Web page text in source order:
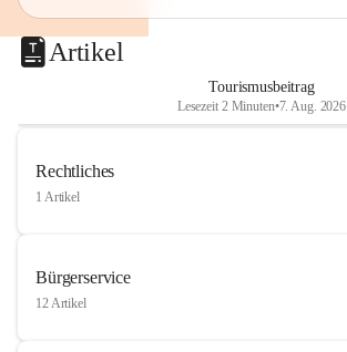
Artikel
Tourismusbeitrag
Lesezeit 2 Minuten•7. Aug. 2026
Rechtliches
1 Artikel
Bürgerservice
12 Artikel